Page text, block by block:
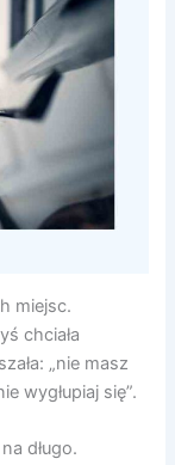
miejsc.
chciała
„nie masz
wygłupiaj się”.
długo.